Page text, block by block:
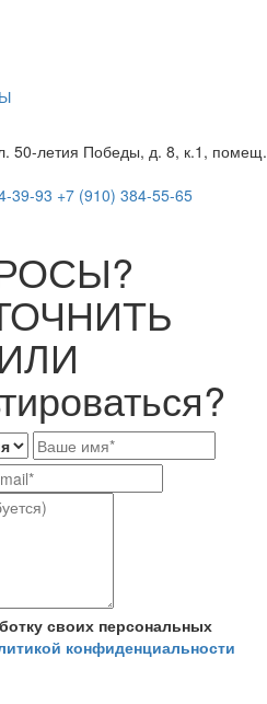
50-летия Победы, д. 8, к.1, помещ.
39-93 +7 (910) 384-55-65
своих персональных
конфиденциальности